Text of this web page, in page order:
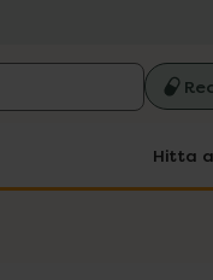
Hitta